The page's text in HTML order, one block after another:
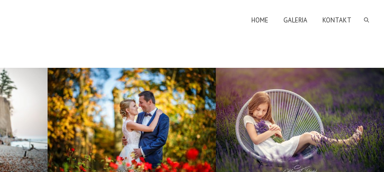
HOME GALERIA KONTAKT